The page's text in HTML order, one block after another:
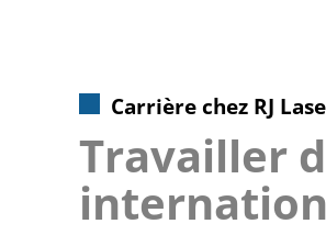
Carrière chez RJ
Travailler